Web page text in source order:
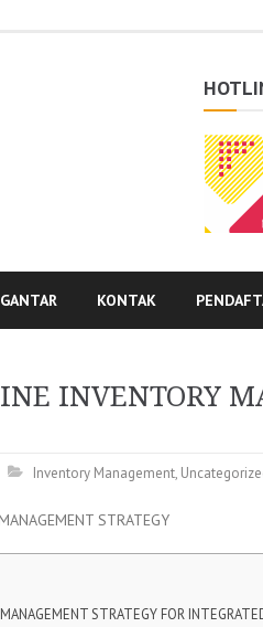
KONTAK
INVENTORY
Inventory Management,
STRATEGY
STRATEGY FOR